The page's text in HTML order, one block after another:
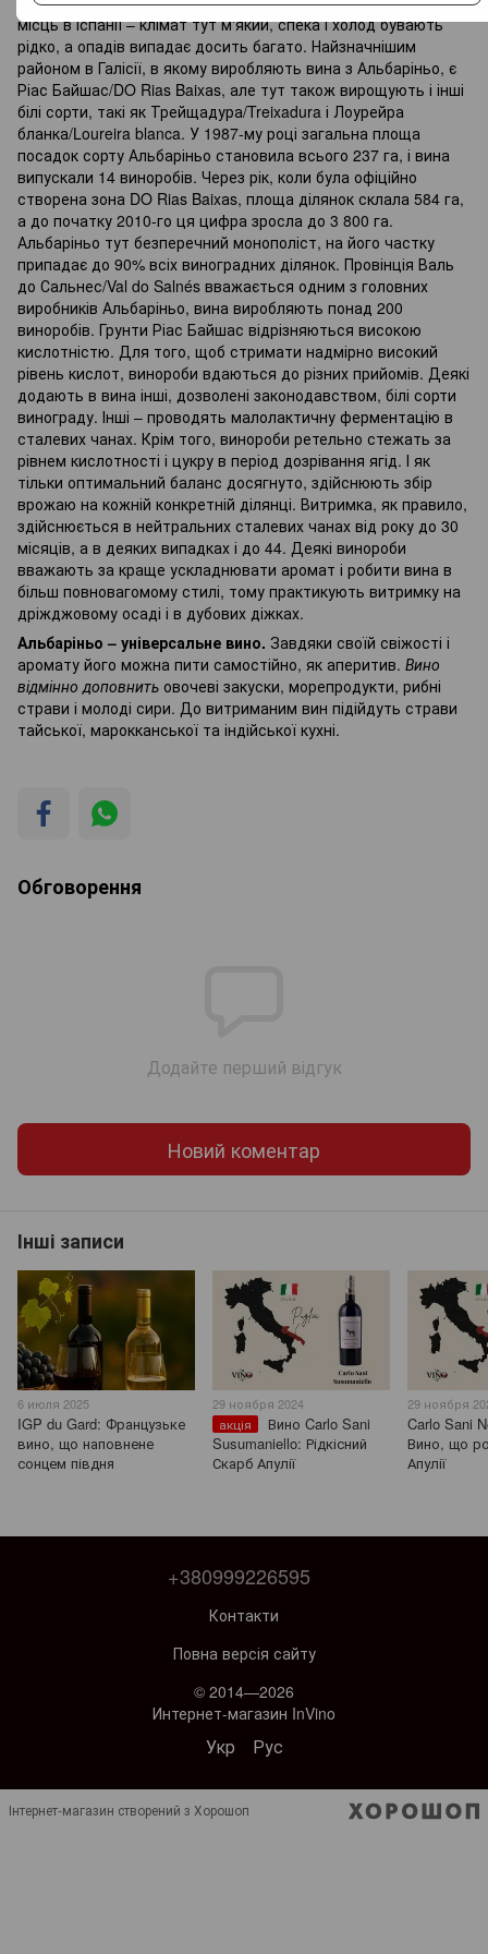
місць в Іспанії – клімат тут м'який, спека і холод бувають
рідко, а опадів випадає досить багато. Найзначнішим
районом в Галісії, в якому виробляють вина з Альбаріньо, є
Ріас Байшас/DO Rias Baixаs, але тут також вирощують і інші
білі сорти, такі як Трейщадура/Treixadura і Лоурейра
бланка/Loureira blanca. У 1987-му році загальна площа
посадок сорту Альбаріньо становила всього 237 га, і вина
випускали 14 виноробів. Через рік, коли була офіційно
створена зона DO Rias Baixаs, площа ділянок склала 584 га,
а до початку 2010-го ця цифра зросла до 3 800 га.
Альбаріньо тут безперечний монополіст, на його частку
припадає до 90% всіх виноградних ділянок. Провінція Валь
до Сальнес/Val do Salnés вважається одним з головних
виробників Альбаріньо, вина виробляють понад 200
виноробів. Грунти Ріас Байшас відрізняються високою
кислотністю. Для того, щоб стримати надмірно високий
рівень кислот, винороби вдаються до різних прийомів. Деякі
додають в вина інші, дозволені законодавством, білі сорти
винограду. Інші – проводять малолактичну ферментацію в
сталевих чанах. Крім того, винороби ретельно стежать за
рівнем кислотності і цукру в період дозрівання ягід. І як
тільки оптимальний баланс досягнуто, здійснюють збір
врожаю на кожній конкретній ділянці. Витримка, як правило,
здійснюється в нейтральних сталевих чанах від року до 30
місяців, а в деяких випадках і до 44. Деякі винороби
вважають за краще ускладнювати аромат і робити вина в
більш повновагомому стилі, тому практикують витримку на
дріжджовому осаді і в дубових діжках.
Альбаріньо – універсальне вино. Завдяки своїй свіжості і
аромату його можна пити самостійно, як аперитив. Вино
відмінно доповнить овочеві закуски, морепродукти, рибні
страви і молоді сири. До витриманим вин підійдуть страви
тайської, марокканської та індійської кухні.
Обговорення
Додайте перший відгук
Новий коментар
Інші записи
6 июля 2025
IGP du Gard: Французьке
вино, що наповнене
сонцем півдня
29 ноября 2024
акція
Вино Carlo Sani
Susumaniello: Рідкісний
Скарб Апулії
29 ноября
Carlo Sani
Вино, що
Апулії
+380999226595
Контакти
Повна версія сайту
© 2014—2026
Интернет-магазин InVino
Укр Рус
Інтернет-магазин створений з Хорошоп